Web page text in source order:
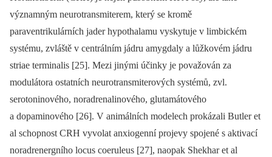
významným neurotransmiterem, který se kromě
paraventrikulárních jader hypothalamu vyskytuje v limbickém
systému, zvláště v centrálním jádru amygdaly a lůžkovém jádru
striae terminalis [25]. Mezi jinými účinky je považován za
modulátora ostatních neurotransmiterových systémů, zvl.
serotoninového, noradrenalinového, glutamátového
a dopaminového [26]. V animálních modelech prokázali Butler et
al schopnost CRH vyvolat anxiogenní projevy spojené s aktivací
noradrenergního locus coeruleus [27], naopak Shekhar et al